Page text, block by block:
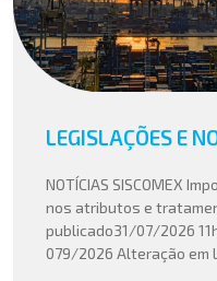
LEGISLAÇÕES E
NOTÍCIAS SISCOMEX
nos atributos e
publicado31/07/2026
079/2026 Alteração em